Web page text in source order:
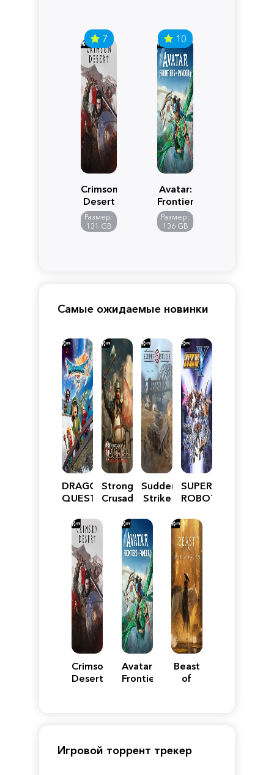
7
Crimson
Desert
Размер:
131 GB
10
Avatar:
Frontiers
of
Pandora
Размер:
136 GB
Самые ожидаемые новинки
DRAGON
QUEST
Reimagined
Stronghold
Crusader:
Edition
Sudden
Strike
SUPER
ROBOT
Y
Crimson
Desert
Avatar:
Frontiers
Beast
of
Игровой торрент трекер